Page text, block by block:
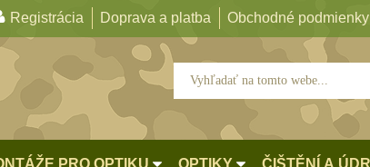
Registrácia Doprava a platba Obchodné podmienky
PRO OPTIKU OPTIKY ČIŠTĚNÍ A